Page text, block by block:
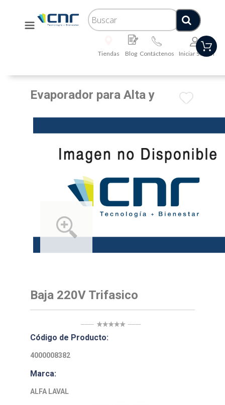
Tiendas Blog Contáctenos Iniciar Sesión
Evaporador para Alta y
Baja 220V Trifasico
Código de Producto:
4000008382
Marca:
ALFA LAVAL